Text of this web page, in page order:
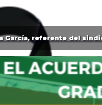
García, referente del